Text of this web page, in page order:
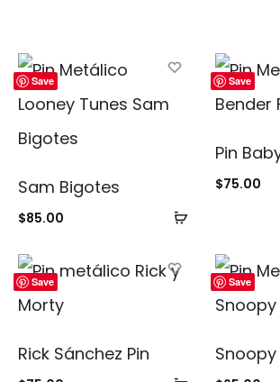
Save
Añadir
carrito
Sam Bigotes
$85.00
Save
Pin
$75.00
Save
Rick Sánchez Pin
Save
Snoopy